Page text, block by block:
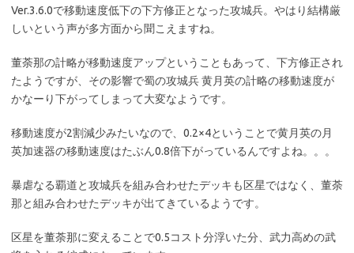
Ver.3.6.0で移動速度低下の下方修正となった攻城兵。やはり結構厳
しいという声が多方面から聞こえますね。
董荼那の計略が移動速度アップということもあって、下方修正され
たようですが、その影響で蜀の攻城兵 黄月英の計略の移動速度が
かなーり下がってしまって大変なようです。
移動速度が2割減少みたいなので、0.2×4ということで黄月英の月
英加速器の移動速度はたぶん0.8倍下がっているんですよね。。。
暴虐なる覇道と攻城兵を組み合わせたデッキも区星ではなく、董荼
那と組み合わせたデッキが出てきているようです。
区星を董荼那に変えることで0.5コスト分浮いた分、武力高めの武